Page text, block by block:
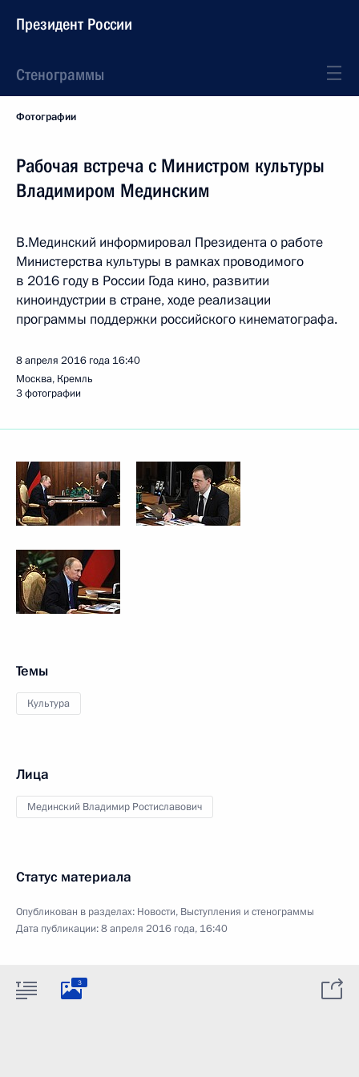
Президент России
Стенограммы
Фотографии
Рабочая встреча с Министром культуры
Владимиром Мединским
В.Мединский информировал Президента о работе
Министерства культуры в рамках проводимого
в 2016 году в России Года кино, развитии
киноиндустрии в стране, ходе реализации
программы поддержки российского кинематографа.
8 апреля 2016 года 16:40
Москва, Кремль
3 фотографии
Темы
Культура
Лица
Мединский Владимир Ростиславович
Статус материала
Опубликован в разделах: Новости, Выступления и стенограммы
Дата публикации:8 апреля 2016 года, 16:40
3